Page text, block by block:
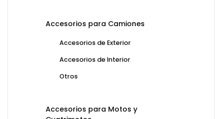
Accesorios para Camiones
Accesorios de Exterior
Accesorios de Interior
Otros
Accesorios para Motos y